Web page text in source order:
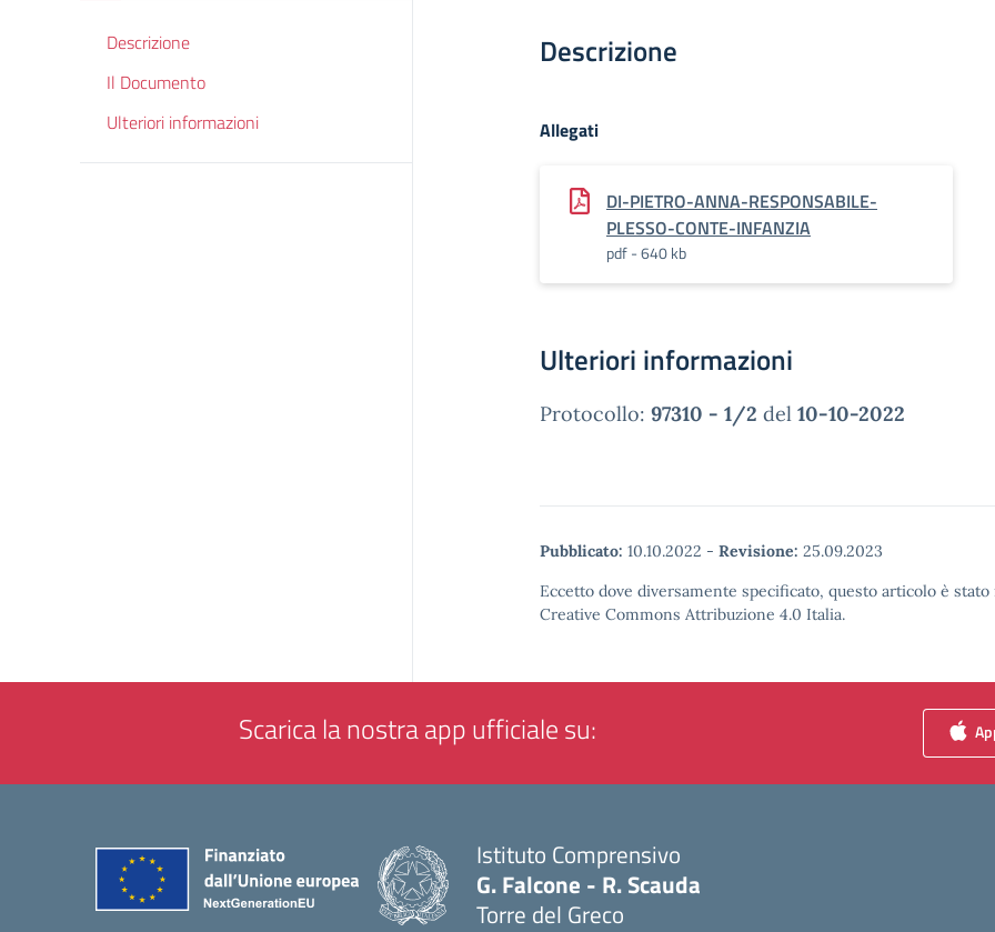
Descrizione
Il Documento
Ulteriori informazioni
Descrizione
Allegati
DI-PIETRO-ANNA-RESPONSABILE-
PLESSO-CONTE-INFANZIA
pdf - 640 kb
Ulteriori informazioni
Protocollo: 97310 - 1/2 del 10-10-2022
Pubblicato: 10.10.2022 - Revisione: 25.09.2023
Eccetto dove diversamente specificato, questo articolo è
Creative Commons Attribuzione 4.0 Italia.
Scarica la nostra app ufficiale su:
Istituto Comprensivo
G. Falcone - R. Scauda
Torre del Greco